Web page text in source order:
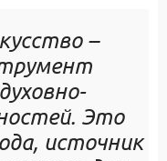
–
Это
источник